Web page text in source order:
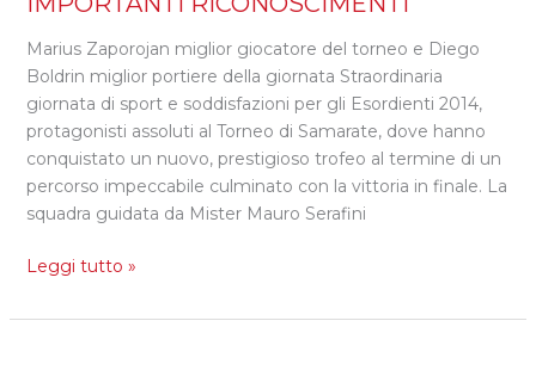
Marius Zaporojan miglior giocatore del torneo e Diego
Boldrin miglior portiere della giornata Straordinaria
giornata di sport e soddisfazioni per gli Esordienti 2014,
protagonisti assoluti al Torneo di Samarate, dove hanno
conquistato un nuovo, prestigioso trofeo al termine di un
percorso impeccabile culminato con la vittoria in finale. La
squadra guidata da Mister Mauro Serafini
SAMARATE
DI
GRUPPO
CON
IMPORTANTI
RICONOSCIMENTI
Leggi tutto »